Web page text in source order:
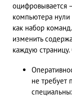
оцифровывается
компьютера
как набор
изменить
каждую
не требует